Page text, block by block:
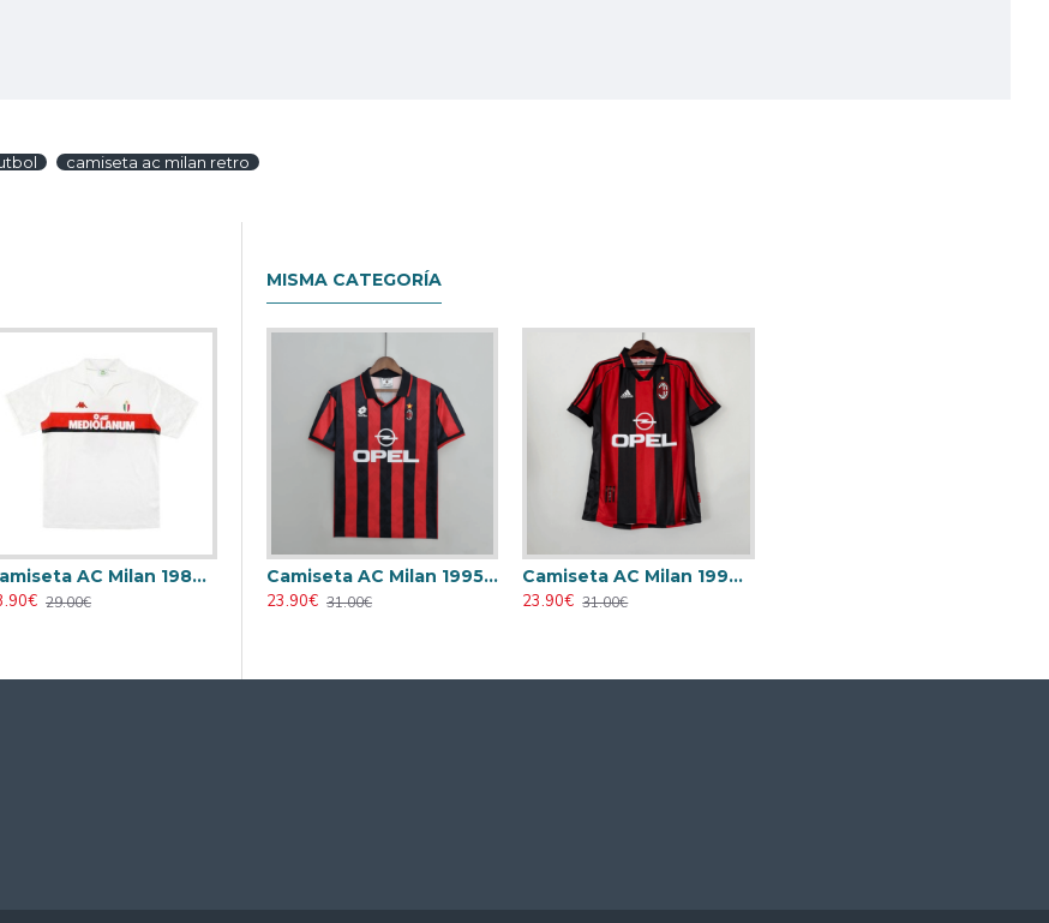
camiseta ac milan retro
Camiseta AC Milan 1988/1989 Visitante Retro
29.00€
MISMA CATEGORÍA
Camiseta AC Milan 1995/1996 Local Retro
23.90€ 31.00€
Camiseta AC Milan 1998/1999 Local Retro
23.90€ 31.00€